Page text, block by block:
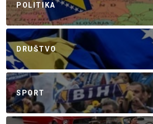
POLITIKA
DRUŠTVO
SPORT